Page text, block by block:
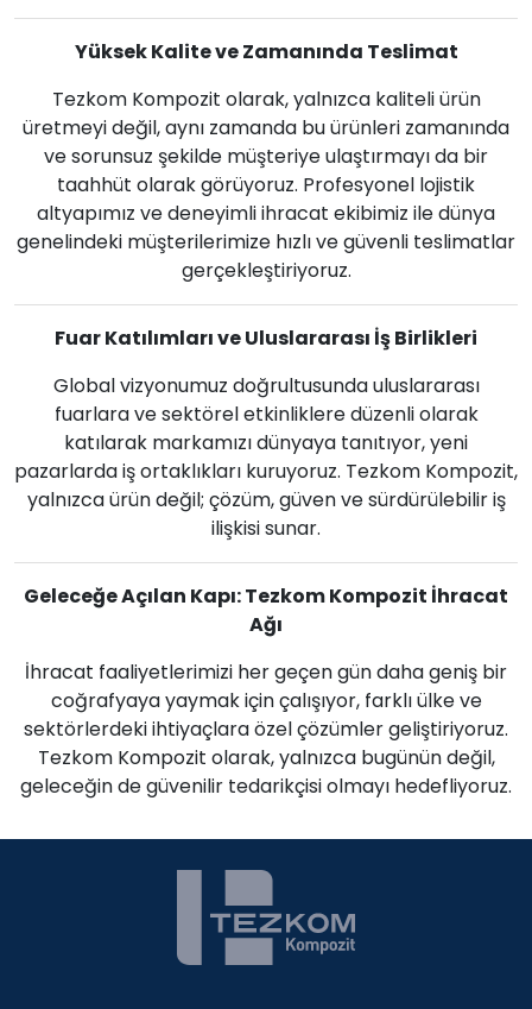
Yüksek Kalite ve Zamanında Teslimat
Tezkom Kompozit olarak, yalnızca kaliteli ürün
üretmeyi değil, aynı zamanda bu ürünleri zamanında
ve sorunsuz şekilde müşteriye ulaştırmayı da bir
taahhüt olarak görüyoruz. Profesyonel lojistik
altyapımız ve deneyimli ihracat ekibimiz ile dünya
genelindeki müşterilerimize hızlı ve güvenli teslimatlar
gerçekleştiriyoruz.
Fuar Katılımları ve Uluslararası İş Birlikleri
Global vizyonumuz doğrultusunda uluslararası
fuarlara ve sektörel etkinliklere düzenli olarak
katılarak markamızı dünyaya tanıtıyor, yeni
pazarlarda iş ortaklıkları kuruyoruz. Tezkom Kompozit,
yalnızca ürün değil; çözüm, güven ve sürdürülebilir iş
ilişkisi sunar.
Geleceğe Açılan Kapı: Tezkom Kompozit İhracat
Ağı
İhracat faaliyetlerimizi her geçen gün daha geniş bir
coğrafyaya yaymak için çalışıyor, farklı ülke ve
sektörlerdeki ihtiyaçlara özel çözümler geliştiriyoruz.
Tezkom Kompozit olarak, yalnızca bugünün değil,
geleceğin de güvenilir tedarikçisi olmayı hedefliyoruz.